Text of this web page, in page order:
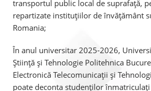
transportul public local de suprafață,
repartizate instituțiilor de învățământ
Romania;
În anul universitar 2025-2026,
Știință și Tehnologie Politehnica
Electronică Telecomunicații și
poate deconta studenților